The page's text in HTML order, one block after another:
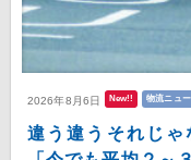
2026年8月6日 New!! 物流ニュ
違う違うそれじ